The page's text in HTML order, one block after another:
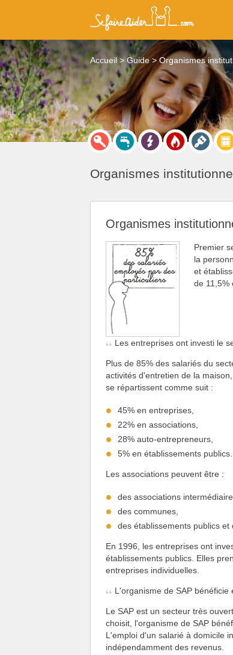
Accueil Guide Organismes
Organismes
Organismes
Premier
la
et
de 11,5%
Les entreprises ont investi le
Plus de 85% des salariés du
activités d'entretien de la
se répartissent comme suit :
45% en entreprises,
22% en associations,
28% auto-entrepreneurs,
5% en établissements publics.
Les associations peuvent être :
des associations
des communes,
des établissements publics et
En 1996, les entreprises ont
établissements publics. Elles
entreprises individuelles.
L'organisme de SAP bénéficie
Le SAP est un secteur très
choisit, l'organisme de SAP
L'emploi d'un salarié à domicile
indépendamment des revenus.